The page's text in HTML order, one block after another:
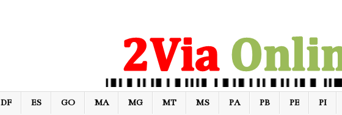
DF ES GO MA MG MT MS PA PB PE PI